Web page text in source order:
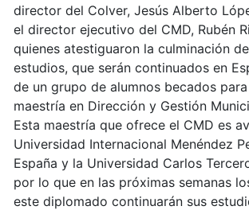
director del Colver, Jesús Alberto
el director ejecutivo del CMD, Rubén
quienes atestiguaron la culminación
estudios, que serán continuados en
de un grupo de alumnos becados
maestría en Dirección y Gestión
Esta maestría que ofrece el CMD es
Universidad Internacional Menéndez
España y la Universidad Carlos
por lo que en las próximas semanas
este diplomado continuarán sus